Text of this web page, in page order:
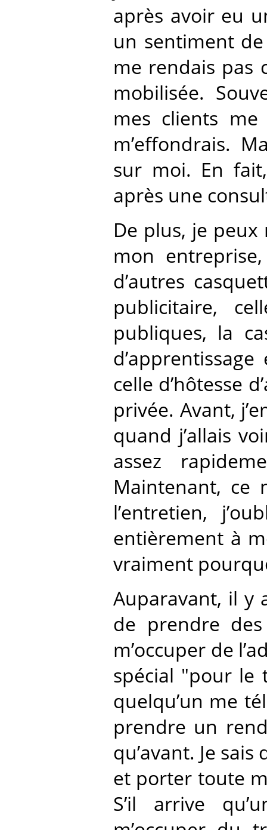
après avoir eu
un sentiment de
me rendais pas
mobilisée.
mes clients
m’effondrais.
sur moi. En
après une
De plus, je
mon
d’autres
publicitaire,
publiques, la
celle d’hôtesse
privée. Avant,
quand j’allais
assez
Maintenant, ce
l’entretien,
entièrement à
vraiment
Auparavant, il y
de prendre
m’occuper de
spécial "pour le
quelqu’un me
prendre un
qu’avant. Je
et porter toute
S’il arrive